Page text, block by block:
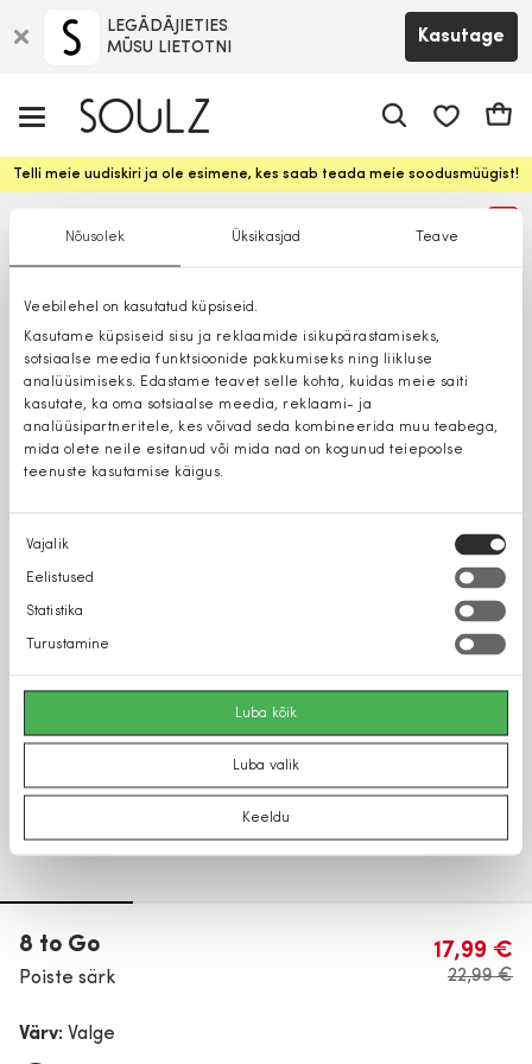
Nõusolek Üksikasjad Teave
Veebilehel on kasutatud küpsiseid.
Kasutame küpsiseid sisu ja reklaamide isikupärastamiseks,
sotsiaalse meedia funktsioonide pakkumiseks ning liikluse
analüüsimiseks. Edastame teavet selle kohta, kuidas meie saiti
kasutate, ka oma sotsiaalse meedia, reklaami- ja
analüüsipartneritele, kes võivad seda kombineerida muu teabega,
mida olete neile esitanud või mida nad on kogunud teiepoolse
teenuste kasutamise käigus.
Nõusoleku
valik
Vajalik
Eelistused
Statistika
Turustamine
Luba kõik
Luba valik
Keeldu
LEGĀDĀJIETIES
MŪSU LIETOTNI
Kasutage
Telli meie uudiskiri ja ole esimene, kes saab teada meie soodusmüügist!
8 to Go
Poiste särk
17,99 €
22,99 €
Värv: Valge